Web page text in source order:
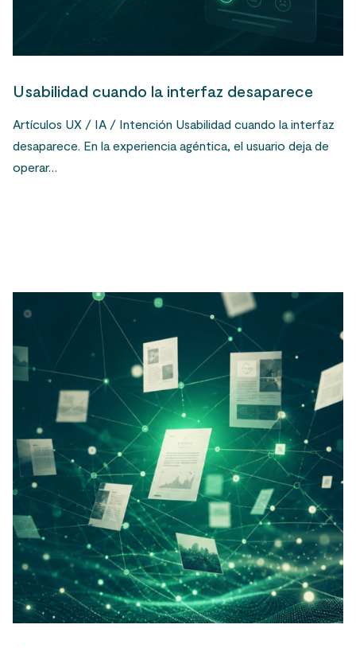
Usabilidad cuando la interfaz desaparece
Artículos UX / IA / Intención Usabilidad cuando la interfaz
desaparece. En la experiencia agéntica, el usuario deja de
operar…